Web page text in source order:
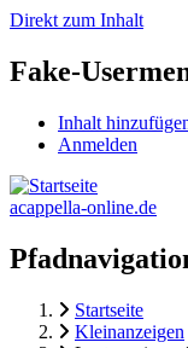
Direkt zum Inhalt
Fake-
Inhalt
Anmelden
acappella-online.de
Startseite
Kleinanzeigen